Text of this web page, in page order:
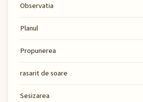
Observatia
Planul
Propunerea
rasarit de soare
Sesizarea